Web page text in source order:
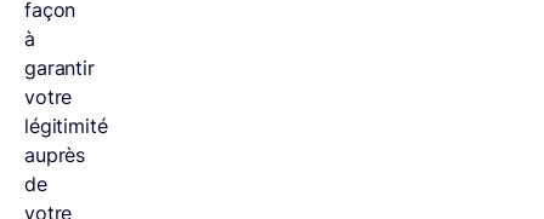
façon
à
garantir
votre
légitimité
auprès
de
votre